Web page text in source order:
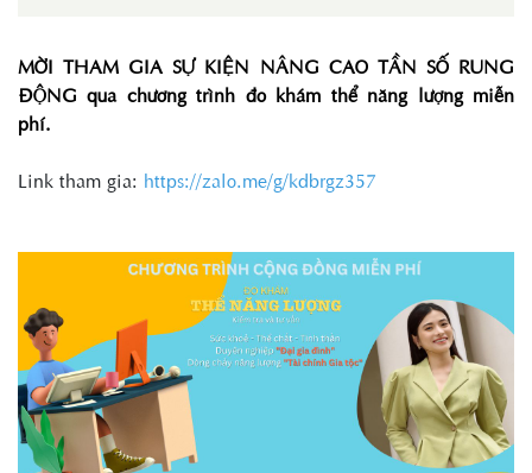
MỜI THAM GIA SỰ KIỆN NÂNG CAO TẦN SỐ RUNG
ĐỘNG qua chương trình đo khám thể năng lượng miễn
phí.
Link tham gia: https://zalo.me/g/kdbrgz357